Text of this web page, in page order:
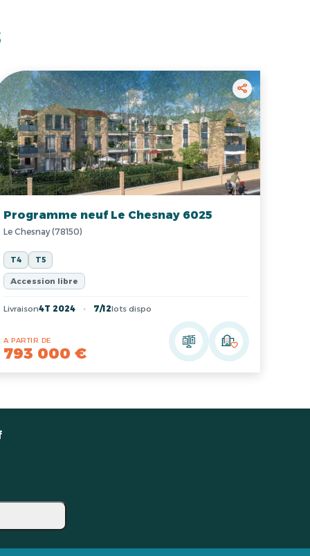
Programme neuf Le Chesnay 6025
Le Chesnay (78150)
T4 T5
Accession libre
Livraison4T 2024 7/12lots dispo
A PARTIR DE
793 000 €